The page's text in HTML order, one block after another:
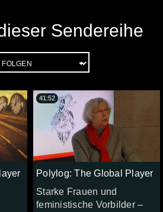
Sendereihe
Polylog: The Global Player
Starke Frauen und
feministische Vorbilder –
41:52